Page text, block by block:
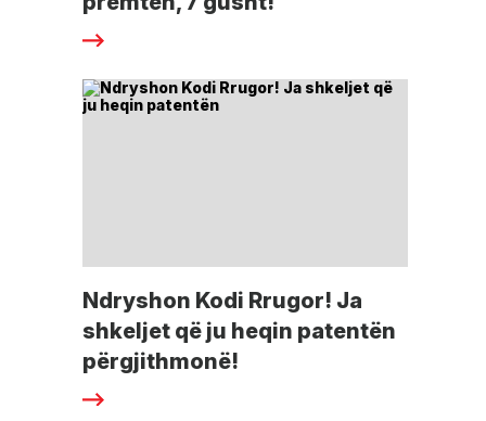
Ndryshon Kodi Rrugor! Ja
shkeljet që ju heqin patentën
përgjithmonë!